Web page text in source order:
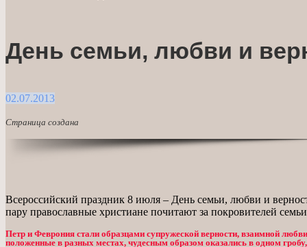
День семьи, любви и
02.07.2013
Страница создана
Всероссийский праздник 8 июля – День семьи, любви и
пару православные христиане почитают за покровителей
Петр и Феврония стали образцами супружеской верности, взаимной
положенные в разных местах, чудесным образом оказались в одном